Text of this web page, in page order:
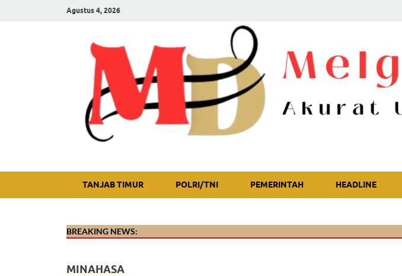
Agustus 4, 2026
TANJAB TIMUR POLRI/TNI PEMERINTAH HEADLINE
BREAKING NEWS:
MINAHASA